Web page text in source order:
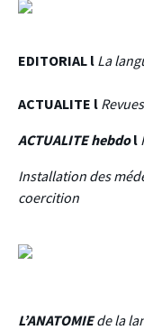
EDITORIAL l La
ACTUALITE l
ACTUALITE hebdol
Installation des
coercition
L’ANATOMIEde la